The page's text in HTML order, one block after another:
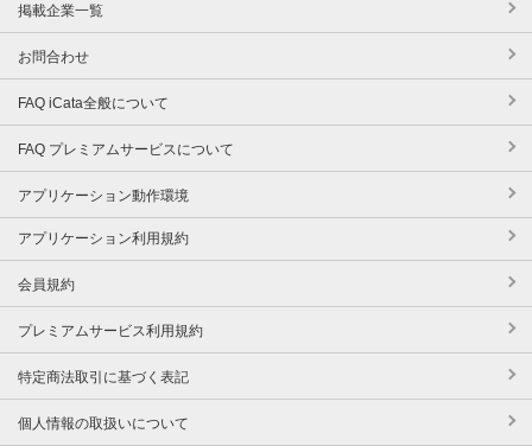
掲載企業一覧
お問合わせ
FAQ iCata全般について
FAQ プレミアムサービスについて
アプリケーション動作環境
アプリケーション利用規約
会員規約
プレミアムサービス利用規約
特定商法取引に基づく表記
個人情報の取扱いについて